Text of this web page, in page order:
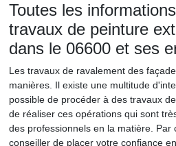
Toutes les
travaux de peinture
dans le 06600 et ses
Les travaux de ravalement des
manières. Il existe une multitude
possible de procéder à des travaux
de réaliser ces opérations qui sont
des professionnels en la matière.
conseiller de placer votre confiance